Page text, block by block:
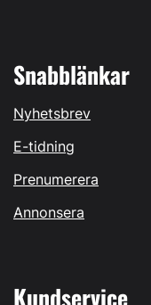
Snabblänkar
Nyhetsbrev
E-tidning
Prenumerera
Annonsera
Kundservice